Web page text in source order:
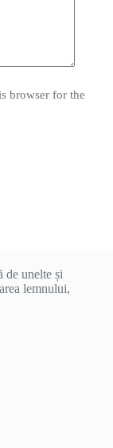
browser for the
de unelte și
lemnului,